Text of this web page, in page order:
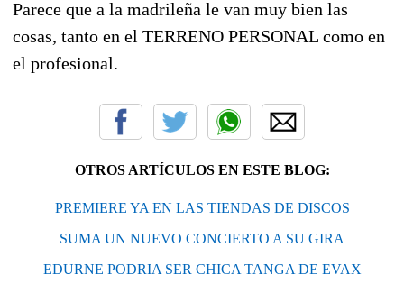
Parece que a la madrileña le van muy bien las
cosas, tanto en el TERRENO PERSONAL como en
el profesional.
OTROS ARTÍCULOS EN ESTE BLOG:
PREMIERE YA EN LAS TIENDAS DE DISCOS
SUMA UN NUEVO CONCIERTO A SU GIRA
EDURNE PODRIA SER CHICA TANGA DE EVAX